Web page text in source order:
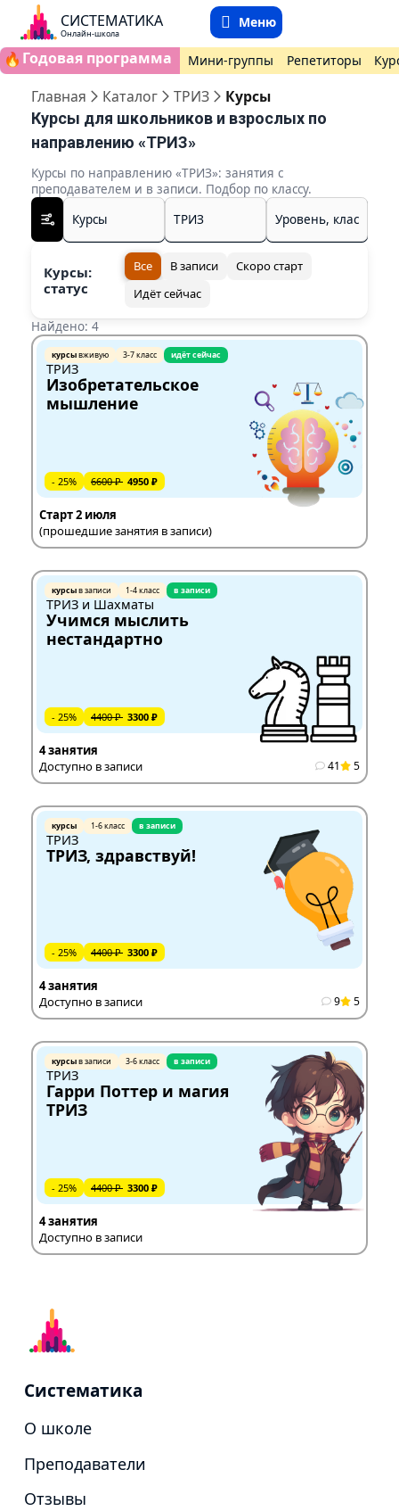
СИСТЕМАТИКА
Онлайн-школа
Меню
🔥 Годовая программа Мини-группы Репетиторы
Главная Каталог ТРИЗ Курсы
Курсы для школьников и взрослых по
направлению «ТРИЗ»
Курсы по направлению «ТРИЗ»: занятия с
преподавателем и в записи. Подбор по классу.
Курсы:
статус
Все В записи
Скоро старт
Идёт сейчас
Найдено: 4
курсывживую 3-7 класс идёт сейчас
ТРИЗ
Изобретательское
мышление
- 25% 6600 ₽ 4950 ₽
Старт 2 июля
(прошедшие занятия в записи)
курсыв записи 1-4 класс в записи
ТРИЗ и Шахматы
Учимся мыслить
нестандартно
- 25% 4400 ₽ 3300 ₽
4 занятия
Доступно в записи
41 5
курсы 1-6 класс в записи
ТРИЗ
ТРИЗ, здравствуй!
- 25% 4400 ₽ 3300 ₽
4 занятия
Доступно в записи
9 5
курсыв записи 3-6 класс в записи
ТРИЗ
Гарри Поттер и магия
ТРИЗ
- 25% 4400 ₽ 3300 ₽
4 занятия
Доступно в записи
Систематика
О школе
Преподаватели
Отзывы